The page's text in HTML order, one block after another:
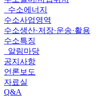
수소에너지
수소사업영역
수소생산·저장·운송·활용
수소특징
알림마당
공지사항
언론보도
자료실
Q&A